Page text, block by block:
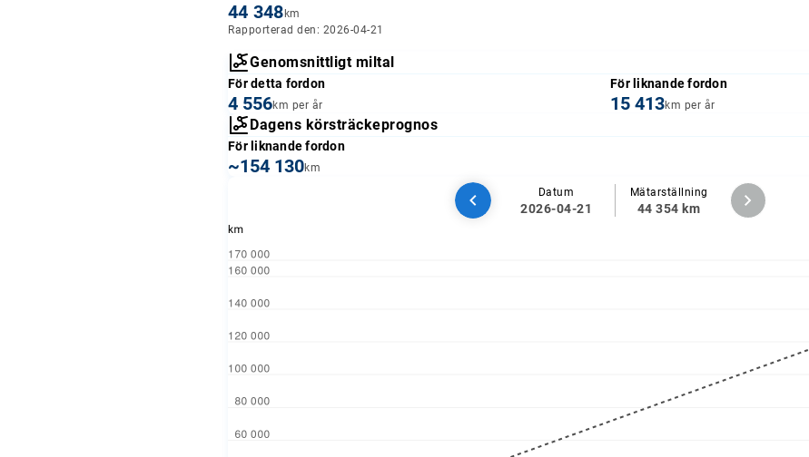
44 348 km
Rapporterad den: 2026-04-21
Genomsnittligt miltal
För detta fordon
4 556km per år
För liknande fordon
15 413km per år
Dagens körsträckeprognos
För liknande fordon
~154 130km
Datum
2026-04-21
Mätarställning
44 354 km